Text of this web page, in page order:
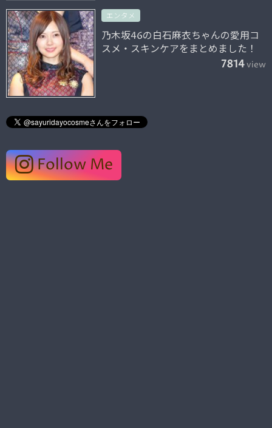
エンタメ
乃木坂46の白石麻衣ちゃんの愛用コ
スメ・スキンケアをまとめました！
7814view
Follow Me